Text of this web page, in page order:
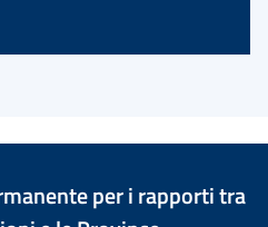
per i rapporti tra